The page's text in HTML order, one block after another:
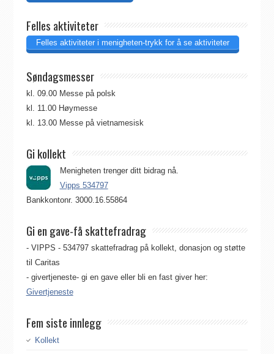
Felles aktiviteter
Felles aktiviteter i menigheten-trykk for å se aktiviteter
Søndagsmesser
kl. 09.00 Messe på polsk
kl. 11.00 Høymesse
kl. 13.00 Messe på vietnamesisk
Gi kollekt
Menigheten trenger ditt bidrag nå.
Vipps 534797
Bankkontonr. 3000.16.55864
Gi en gave-få skattefradrag
- VIPPS - 534797 skattefradrag på kollekt, donasjon og støtte
til Caritas
- givertjeneste- gi en gave eller bli en fast giver her:
Givertjeneste
Fem siste innlegg
Kollekt